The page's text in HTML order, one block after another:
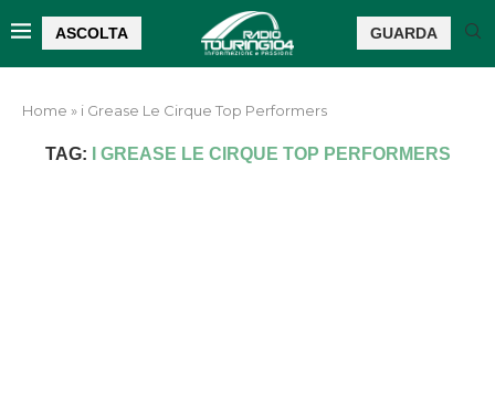
ASCOLTA GUARDA
Home » i Grease Le Cirque Top Performers
TAG: I GREASE LE CIRQUE TOP PERFORMERS